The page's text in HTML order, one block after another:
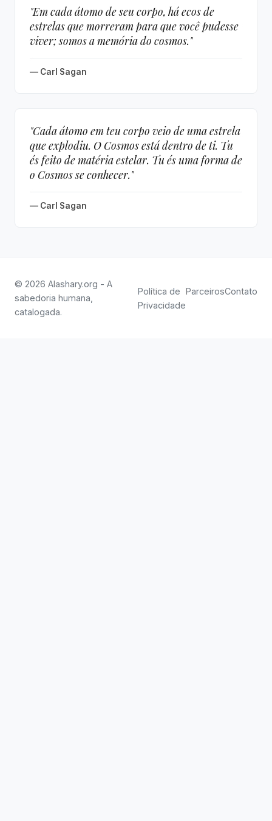
"Em cada átomo de seu corpo, há ecos de
estrelas que morreram para que você pudesse
viver; somos a memória do cosmos."
— Carl Sagan
"Cada átomo em teu corpo veio de uma estrela
que explodiu. O Cosmos está dentro de ti. Tu
és feito de matéria estelar. Tu és uma forma de
o Cosmos se conhecer."
— Carl Sagan
© 2026 Alashary.org - A
sabedoria humana,
catalogada.
Política de
Privacidade
ParceirosContato